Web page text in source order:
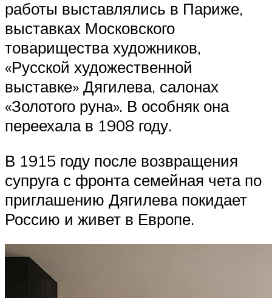
работы выставлялись в Париже,
выставках Московского
товарищества художников,
«Русской художественной
выставке» Дягилева, салонах
«Золотого руна». В особняк она
переехала в 1908 году.
В 1915 году после возвращения
супруга с фронта семейная чета по
приглашению Дягилева покидает
Россию и живет в Европе.